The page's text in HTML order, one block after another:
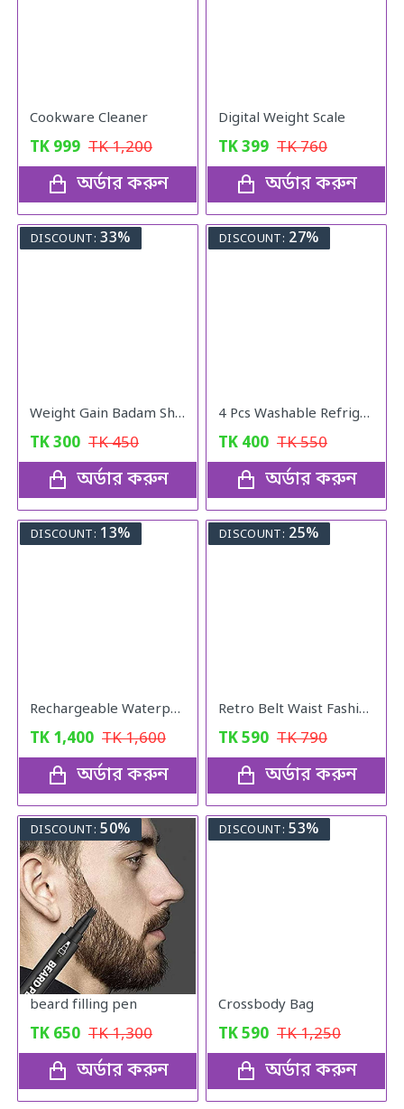
Cookware Cleaner
TK 999 TK1,200
অর্ডার করুন
Digital Weight Scale
TK399 TK760
অর্ডার করুন
DISCOUNT: 33%
Weight Gain Badam Shake For Healthy
TK300 TK450
অর্ডার করুন
DISCOUNT: 27%
4 Pcs Washable Refrigerator Mats
TK 400 TK550
অর্ডার করুন
DISCOUNT: 13%
Rechargeable Waterproof Zoom LED Flashlight USB Torch Light
TK 1,400 TK1,600
অর্ডার করুন
DISCOUNT: 25%
Retro Belt Waist Fashionable Bag (Blue)
TK590 TK790
অর্ডার করুন
DISCOUNT: 50%
beard filling pen
TK 650 TK1,300
অর্ডার করুন
DISCOUNT: 53%
Crossbody Bag
TK590 TK1,250
অর্ডার করুন